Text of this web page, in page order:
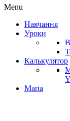
Menu
Навчання
Уроки
Калькулятор
Мапа